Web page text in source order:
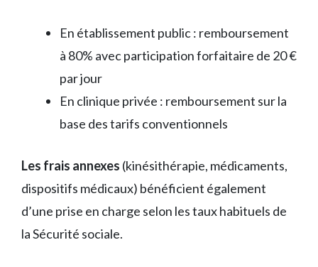
En établissement public : remboursement
à 80% avec participation forfaitaire de 20 €
par jour
En clinique privée : remboursement sur la
base des tarifs conventionnels
Les frais annexes (kinésithérapie, médicaments,
dispositifs médicaux) bénéficient également
d’une prise en charge selon les taux habituels de
la Sécurité sociale.